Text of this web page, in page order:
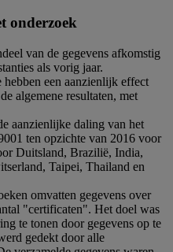
onderzoek
van de gegevens afkomstig
als vorig jaar.
een aanzienlijk effect
algemene resultaten, met
aanzienlijke daling van het
ten opzichte van 2016 voor
Duitsland, Brazilië, India,
Taipei, Thailand en
omvatten gegevens over
"certificaten". Het doel was
te tonen door gegevens op te
gedekt door alle